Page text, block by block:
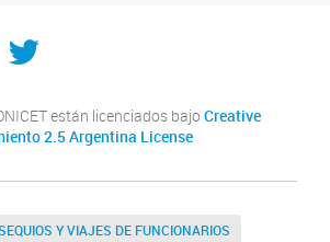
Twitter
están licenciados bajo Creative
2.5 Argentina License
Y VIAJES DE FUNCIONARIOS